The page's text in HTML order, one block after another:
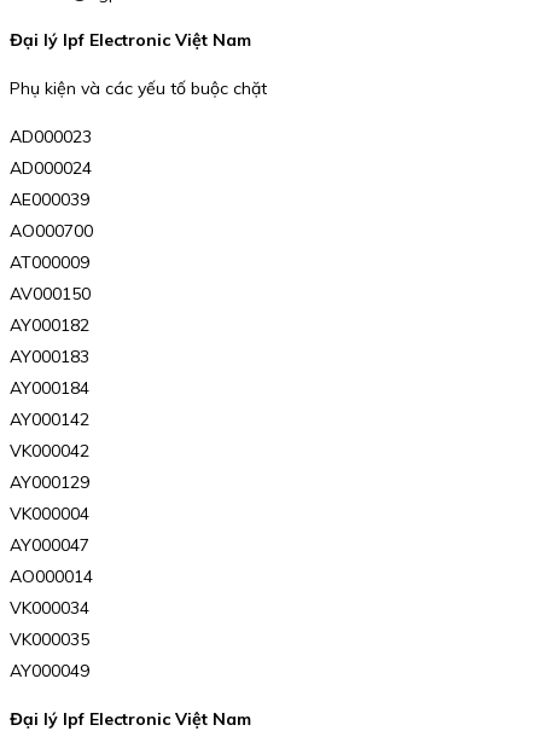
Đại lý Ipf Electronic Việt Nam
Phụ kiện và các yếu tố buộc chặt
AD000023
AD000024
AE000039
AO000700
AT000009
AV000150
AY000182
AY000183
AY000184
AY000142
VK000042
AY000129
VK000004
AY000047
AO000014
VK000034
VK000035
AY000049
Đại lý Ipf Electronic Việt Nam